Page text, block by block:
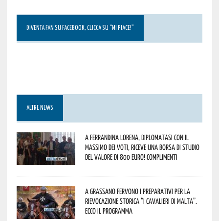
DIVENTA FAN SU FACEBOOK, CLICCA SU “MI PIACE!”
ALTRE NEWS
A Ferrandina Lorena, diplomatasi con il
massimo dei voti, riceve una borsa di studio
del valore di 800 euro! Complimenti
A Grassano fervono i preparativi per la
Rievocazione Storica “I CAVALIERI DI MALTA”.
Ecco il programma